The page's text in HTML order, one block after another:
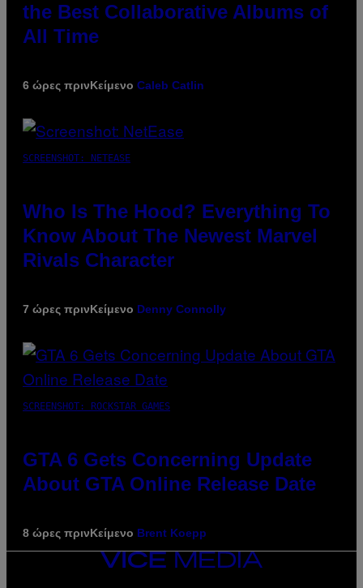
the Best Collaborative Albums of
All Time
6 ώρες πρινΚείμενο Caleb Catlin
SCREENSHOT: NETEASE
Who Is The Hood? Everything To
Know About The Newest Marvel
Rivals Character
7 ώρες πρινΚείμενο Denny Connolly
SCREENSHOT: ROCKSTAR GAMES
GTA 6 Gets Concerning Update
About GTA Online Release Date
8 ώρες πρινΚείμενο Brent Koepp
VICE